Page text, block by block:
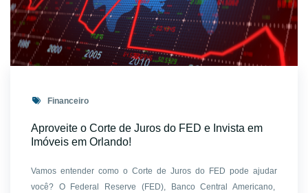
Financeiro
Aproveite o Corte de Juros do FED e Invista em
Imóveis em Orlando!
Vamos entender como o Corte de Juros do FED pode ajudar
você? O Federal Reserve (FED), Banco Central Americano,